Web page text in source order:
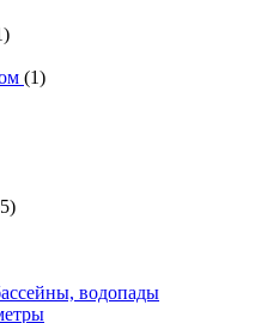
(1)
водопады